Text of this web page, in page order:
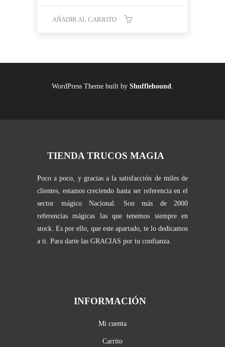
AÑADIR AL CARRITO
WordPress Theme built by Shufflehound
TIENDA TRUCOS MAGIA
Poco a poco, y gracias a la satisfacción de miles de
clientes, estamos creciendo hasta ser referencia en el
sector mágico Nacional. Son más de 2000
referencias mágicas las que tenemos siempre en
stock. Es por ello, que este apartado, te lo dedicamos
a ti. Para darte las GRACIAS por tu confianza.
INFORMACIÓN
Mi cuenta
Carrito